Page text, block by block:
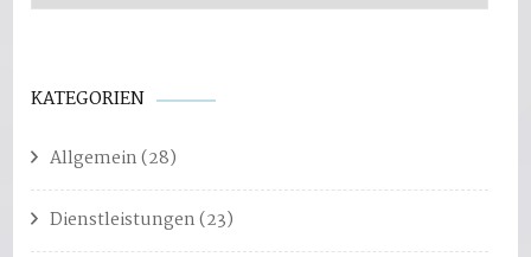
KATEGORIEN
Allgemein(28)
Dienstleistungen(23)